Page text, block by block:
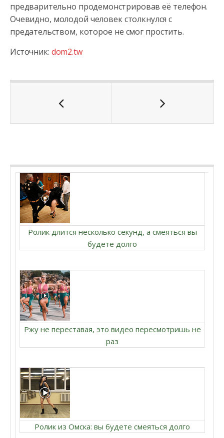
предварительно продемонстрировав её телефон.
Очевидно, молодой человек столкнулся с
предательством, которое не смог простить.
Источник: dom2.tw
Ролик длится несколько секунд, а смеяться вы
будете долго
Ржу не переставая, это видео пересмотришь не
раз
Ролик из Омска: вы будете смеяться долго